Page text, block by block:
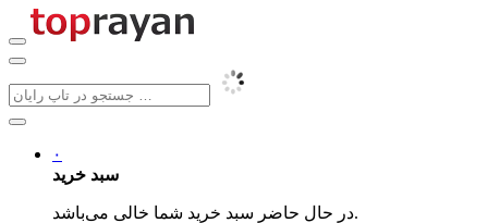
۰
سبد خرید
در حال حاضر سبد خرید شما خالی می‌باشد.